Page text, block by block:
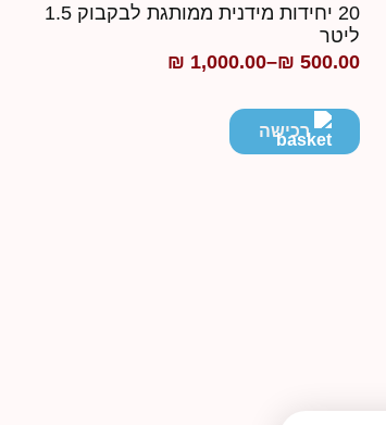
20 יחידות מידנית ממותגת לבקבוק 1.5
ליטר
₪ 500.00
–
₪ 1,000.00
טווח
עד
רכישה